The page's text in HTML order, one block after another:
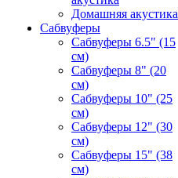
Домашняя акустика
Сабвуферы
Сабвуферы 6.5" (15
см)
Сабвуферы 8" (20
см)
Сабвуферы 10" (25
см)
Сабвуферы 12" (30
см)
Сабвуферы 15" (38
см)